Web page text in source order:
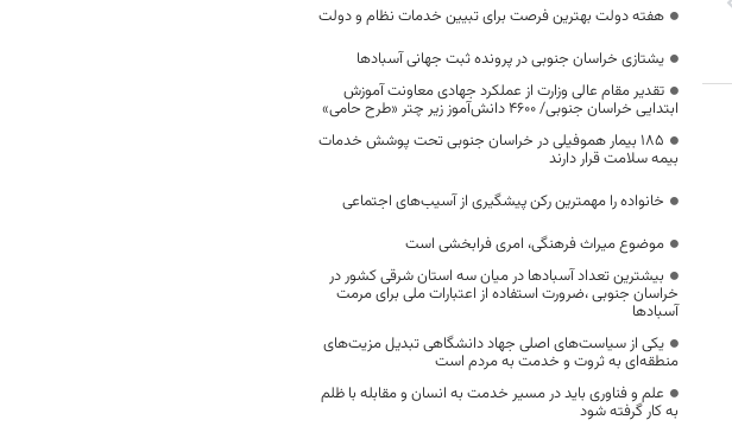
هفته دولت بهترین فرصت برای تبیین خدمات نظام و دولت
یشتازی خراسان جنوبی در پرونده ثبت جهانی آسبادها
تقدیر مقام عالی وزارت از عملکرد جهادی معاونت آموزش
ابتدایی خراسان جنوبی/ ۴۶۰۰ دانش‌آموز زیر چتر «طرح حامی»
۱۸۵ بیمار هموفیلی در خراسان جنوبی تحت پوشش خدمات
بیمه سلامت قرار دارند
خانواده را مهمترین رکن پیشگیری از آسیب‌های اجتماعی
موضوع میراث فرهنگی، امری فرابخشی است
بیشترین تعداد آسبادها در میان سه استان شرقی کشور در
خراسان جنوبی ،ضرورت استفاده از اعتبارات ملی برای مرمت
آسبادها
یکی از سیاست‌های اصلی جهاد دانشگاهی تبدیل مزیت‌های
منطقه‌ای به ثروت و خدمت به مردم است
علم و فناوری باید در مسیر خدمت به انسان و مقابله با ظلم
به کار گرفته شود